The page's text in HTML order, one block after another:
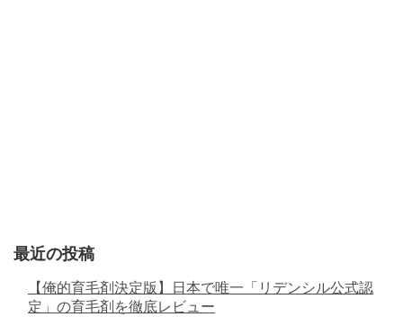
最近の投稿
【俺的育毛剤決定版】日本で唯一「リデンシル公式認
定」の育毛剤を徹底レビュー